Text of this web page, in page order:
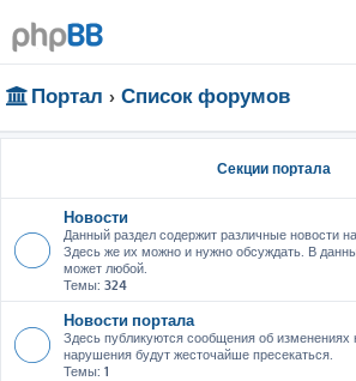
Портал Список форумов
Секции портала
Новости
Данный раздел содержит различные новости
Здесь же их можно и нужно обсуждать. В
может любой.
Темы: 324
Новости портала
Здесь публикуются сообщения об
нарушения будут жесточайше пресекаться.
Темы: 1